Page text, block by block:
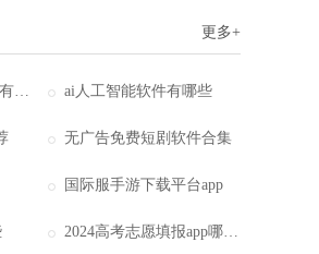
更多+
电视tv免费影视软件有哪些 ai人工智能软件有哪些
无广告免费短剧软件合集
国际服手游下载平台app
2024高考志愿填报app哪个好用